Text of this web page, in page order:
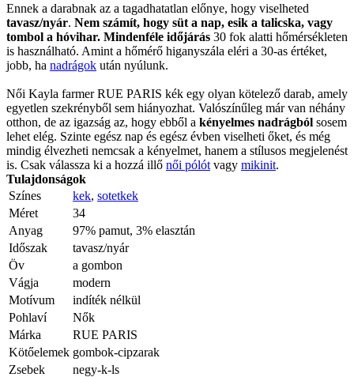
Ennek a darabnak az a tagadhatatlan előnye, hogy viselheted
tavasz/nyár. Nem számít, hogy süt a nap, esik a talicska, vagy
tombol a hóvihar. Mindenféle időjárás 30 fok alatti hőmérsékleten
is használható. Amint a hőmérő higanyszála eléri a 30-as értéket,
jobb, ha nadrágok után nyúlunk.
Női Kayla farmer RUE PARIS kék egy olyan kötelező darab, amely
egyetlen szekrényből sem hiányozhat. Valószínűleg már van néhány
otthon, de az igazság az, hogy ebből a kényelmes nadrágból sosem
lehet elég. Szinte egész nap és egész évben viselheti őket, és még
mindig élvezheti nemcsak a kényelmet, hanem a stílusos megjelenést
is. Csak válassza ki a hozzá illő női pólót vagy mikinit.
Tulajdonságok
Színes
kek, sotetkek
Méret
34
Anyag
97% pamut, 3% elasztán
Időszak
tavasz/nyár
Öv
a gombon
Vágja
modern
Motívum
indíték nélkül
Pohlaví
Nők
Márka
RUE PARIS
Kötőelemek gombok-cipzarak
Zsebek
negy-k-ls